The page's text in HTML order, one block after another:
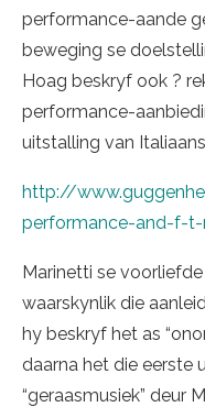
performance-aande
beweging se
Hoag beskryf ook ?
performance-
uitstalling van
http://
performance-and-f-t-
Marinetti se
waarskynlik die
hy beskryf het as
daarna het die eerste
“geraasmusiek” deur